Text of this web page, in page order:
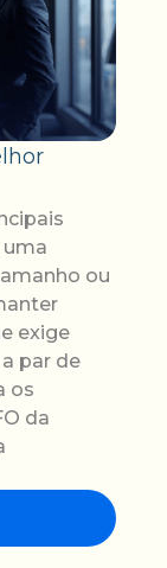
ou
exige
par de
os
da